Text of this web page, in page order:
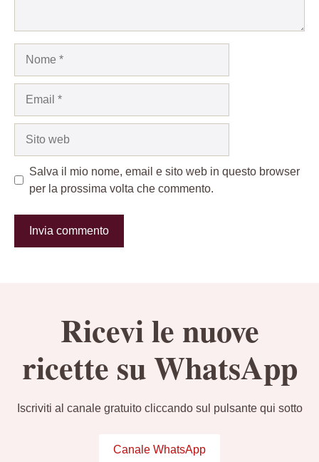
Salva il mio nome, email e sito web in questo browser
per la prossima volta che commento.
Ricevi le nuove
ricette su WhatsApp
Iscriviti al canale gratuito cliccando sul pulsante qui sotto
Canale WhatsApp